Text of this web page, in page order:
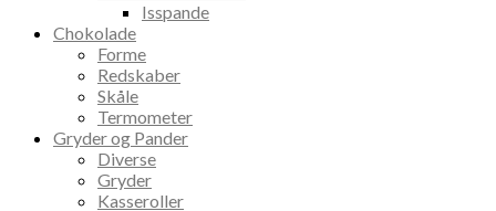
Isspande
Chokolade
Forme
Redskaber
Skåle
Termometer
Gryder og Pander
Diverse
Gryder
Kasseroller